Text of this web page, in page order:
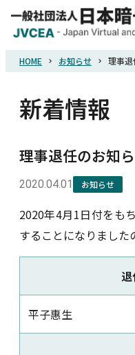
HOME
協会概要
規則・ガイドライン
詐欺関連情報
新着情報
HOME お知らせ 理事
新着情報
理事退任のお知
2020.04.01 お知らせ
2020年4月1日付をも
することになりました
平子惠生